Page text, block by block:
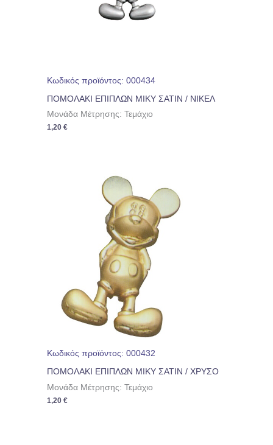
Κωδικός προϊόντος: 000434
ΠΟΜΟΛΑΚΙ ΕΠΙΠΛΩΝ ΜΙΚΥ ΣΑΤΙΝ / ΝΙΚΕΛ
Μονάδα Μέτρησης: Τεμάχιο
1,20€
Κωδικός προϊόντος: 000432
ΠΟΜΟΛΑΚΙ ΕΠΙΠΛΩΝ ΜΙΚΥ ΣΑΤΙΝ / ΧΡΥΣΟ
Μονάδα Μέτρησης: Τεμάχιο
1,20€